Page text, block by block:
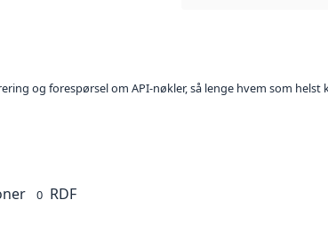
og forespørsel om API-nøkler, så lenge hvem som
0 RDF